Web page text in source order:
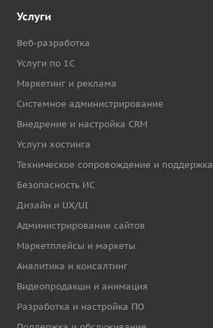
Услуги
Веб-разработка
Услуги по 1С
Маркетинг и реклама
Системное администрирование
Внедрение и настройка CRM
Услуги хостинга
Техническое сопровождение и поддержка
Безопасность ИС
Дизайн и UX/UI
Администрирование сайтов
Маркетплейсы и маркеты
Аналитика и консалтинг
Видеопродакшн и анимация
Разработка и настройка ПО